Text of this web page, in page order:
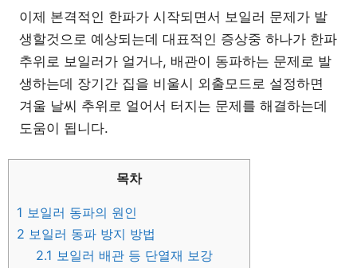
이제 본격적인 한파가 시작되면서 보일러 문제가 발
생할것으로 예상되는데 대표적인 증상중 하나가 한파
추위로 보일러가 얼거나, 배관이 동파하는 문제로 발
생하는데 장기간 집을 비울시 외출모드로 설정하면
겨울 날씨 추위로 얼어서 터지는 문제를 해결하는데
도움이 됩니다.
목차
1 보일러 동파의 원인
2 보일러 동파 방지 방법
2.1 보일러 배관 등 단열재 보강